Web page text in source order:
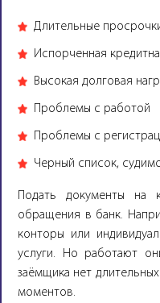
Длительные
Испорченная
Высокая долговая
Проблемы с работой
Проблемы с
Черный список,
Подать документы
обращения в банк.
конторы или
услуги. Но работают
заёмщика нет
моментов.